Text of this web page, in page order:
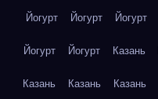
Йогурт Йогурт Йогурт
Йогурт Йогурт Казань
Казань Казань Казань